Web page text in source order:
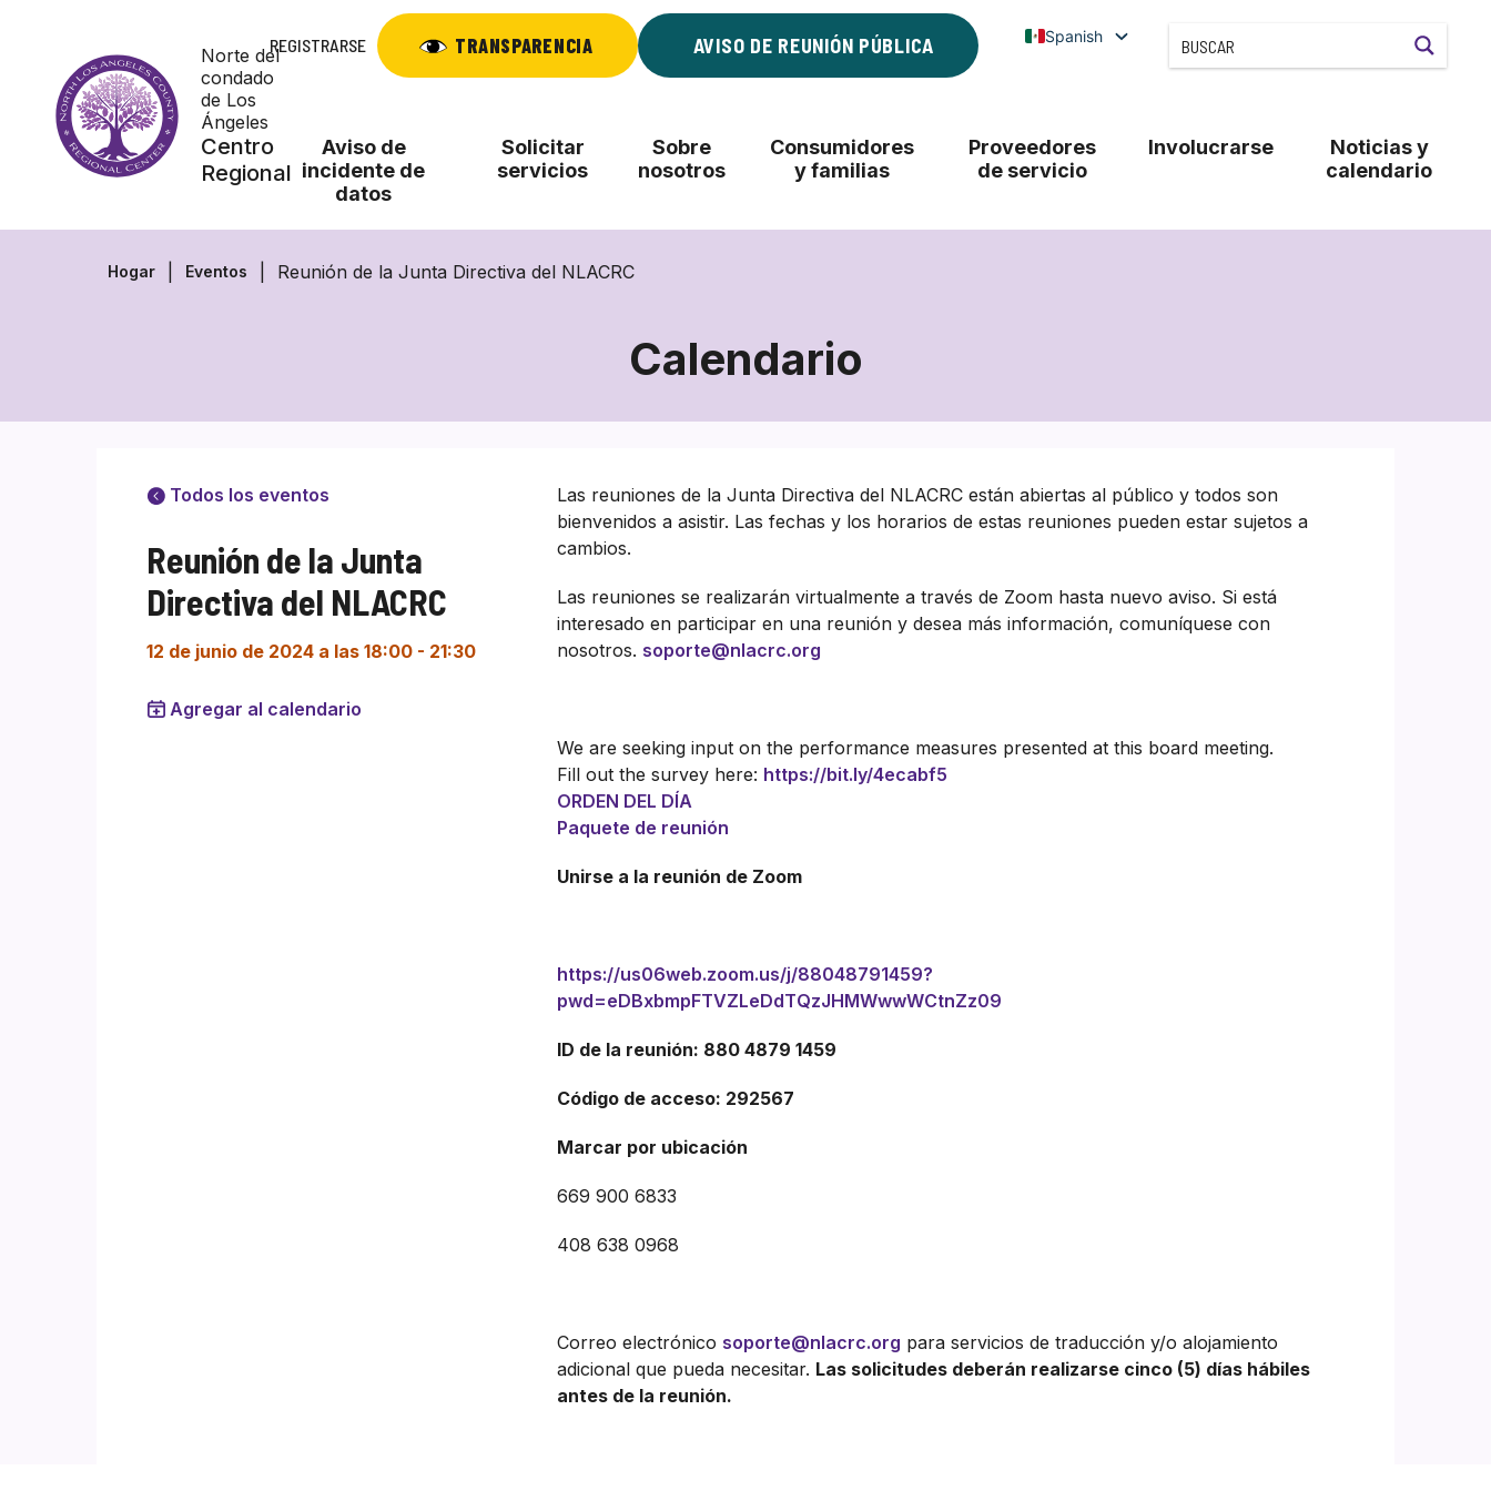
contenido
Norte del
condado
de Los
Ángeles
Centro
Regional
REGISTRARSE TRANSPARENCIA AVISO DE REUNIÓN PÚBLICA Spanish
Aviso de
incidente de
datos
Solicitar
servicios
Sobre
nosotros
Consumidores
y familias
Proveedores
de servicio
Involucrarse
Noticias y
calendario
Hogar Eventos Reunión de la Junta Directiva del NLACRC
Calendario
Todos los eventos
Reunión de la Junta
Directiva del NLACRC
12 de junio de 2024 a las 18:00 - 21:30
Agregar al calendario
Las reuniones de la Junta Directiva del NLACRC están abiertas al público y todos son
bienvenidos a asistir. Las fechas y los horarios de estas reuniones pueden estar sujetos a
cambios.
Las reuniones se realizarán virtualmente a través de Zoom hasta nuevo aviso. Si está
interesado en participar en una reunión y desea más información, comuníquese con
nosotros. soporte@nlacrc.org
We are seeking input on the performance measures presented at this board meeting.
Fill out the survey here: https://bit.ly/4ecabf5
ORDEN DEL DÍA
Paquete de reunión
Unirse a la reunión de Zoom
https://us06web.zoom.us/j/88048791459?
pwd=eDBxbmpFTVZLeDdTQzJHMWwwWCtnZz09
ID de la reunión: 880 4879 1459
Código de acceso: 292567
Marcar por ubicación
669 900 6833
408 638 0968
Correo electrónico soporte@nlacrc.org para servicios de traducción y/o alojamiento
adicional que pueda necesitar. Las solicitudes deberán realizarse cinco (5) días hábiles
antes de la reunión.